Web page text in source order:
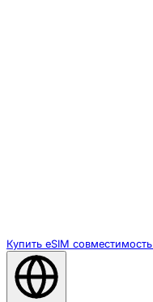
Купить eSIM совместимость